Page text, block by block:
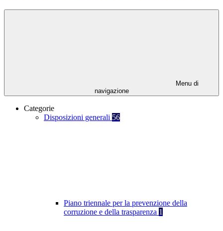
Menu di
navigazione
Categorie
Disposizioni generali 56
Piano triennale per la prevenzione della
corruzione e della trasparenza 1